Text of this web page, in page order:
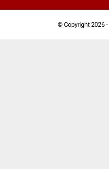
© Copyright 2026 -